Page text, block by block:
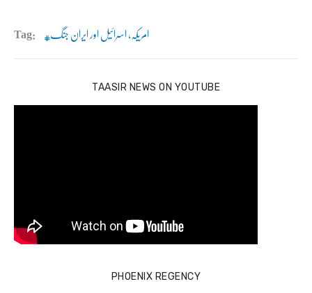
Tag: امریکہ، اسرائیل اور ایران جنگ
TAASIR NEWS ON YOUTUBE
PHOENIX REGENCY